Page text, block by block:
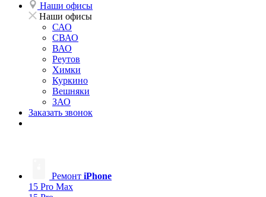
Наши офисы
Наши офисы
САО
СВАО
ВАО
Реутов
Химки
Куркино
Вешняки
ЗАО
Заказать звонок
Ремонт iPhone
15 Pro Max